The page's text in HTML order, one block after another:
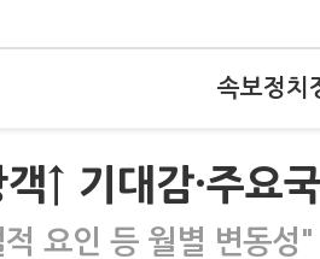
속보정치
↑ 기대감·주요
요인 등 월별 변동성"